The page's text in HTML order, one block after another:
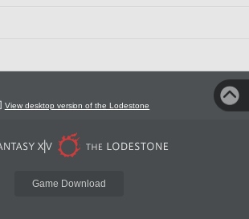
View desktop version of the Lodestone
Game Download